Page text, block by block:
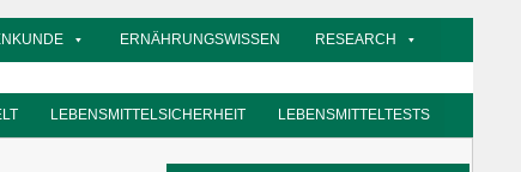
ERNÄHRUNGSWISSEN RESEARCH
LEBENSMITTELSICHERHEIT LEBENSMITTELTESTS